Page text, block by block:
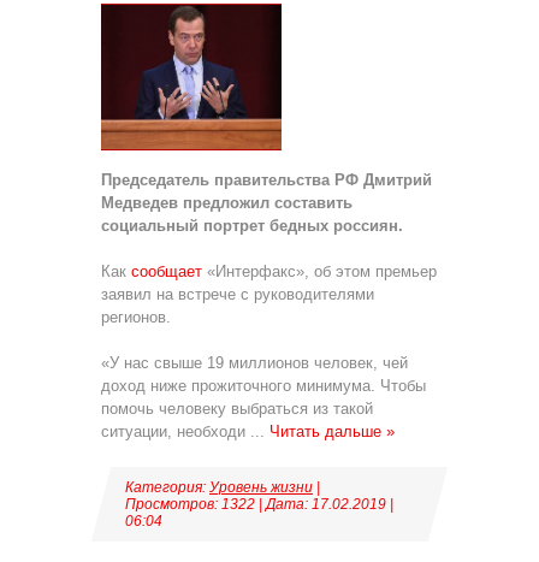
Председатель правительства РФ Дмитрий
Медведев предложил составить
социальный портрет бедных россиян.
Как сообщает «Интерфакс», об этом премьер
заявил на встрече с руководителями
регионов.
«У нас свыше 19 миллионов человек, чей
доход ниже прожиточного минимума. Чтобы
помочь человеку выбраться из такой
ситуации, необходи
Читать дальше »
Категория: Уровень жизни
Просмотров: 1322 | Дата: 17.02.2019
06:04